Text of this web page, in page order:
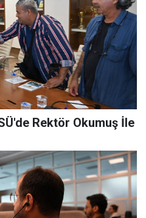
Rektör Okumuş İle